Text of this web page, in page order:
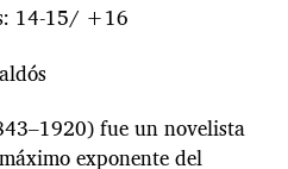
14-15/ +16
fue un novelista
exponente del